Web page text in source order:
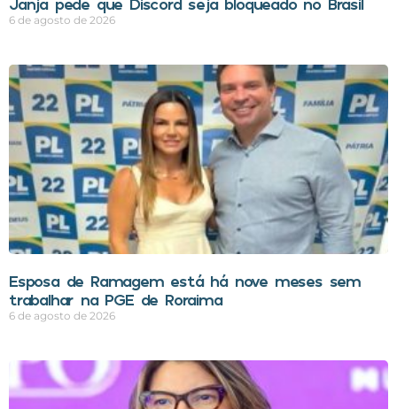
6 de agosto de 2026
Esposa de Ramagem está há nove meses sem
trabalhar na PGE de Roraima
6 de agosto de 2026